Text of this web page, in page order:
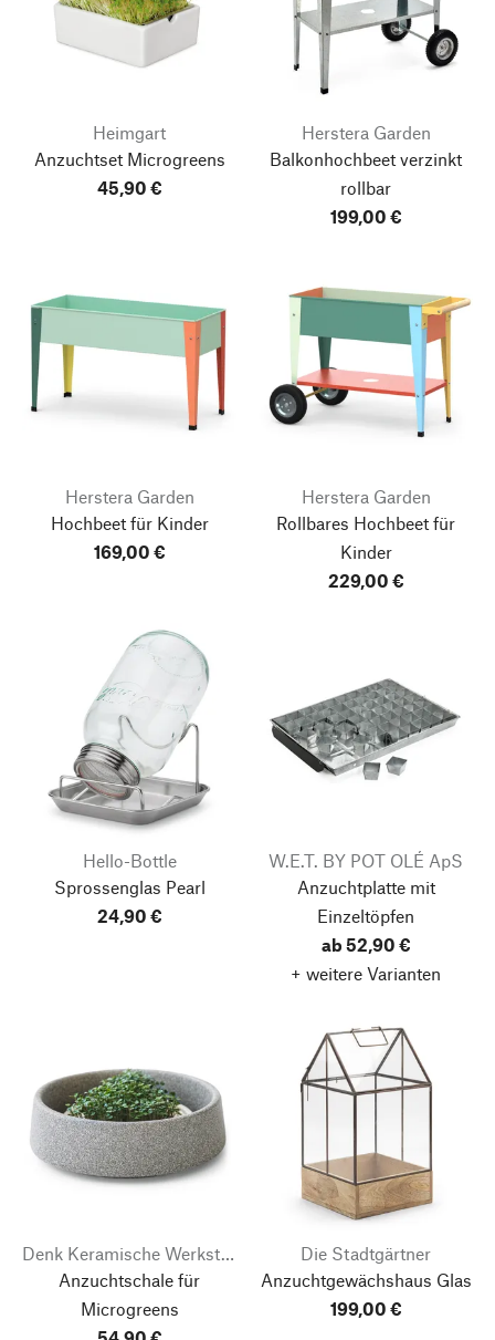
Heimgart
Anzuchtset Microgreens
45,90 €
Herstera Garden
Balkonhochbeet verzinkt
rollbar
199,00 €
Herstera Garden
Hochbeet für Kinder
169,00 €
Herstera Garden
Rollbares Hochbeet für
Kinder
229,00 €
Hello-Bottle
Sprossenglas Pearl
24,90 €
W.E.T. BY POT OLÉ ApS
Anzuchtplatte mit
Einzeltöpfen
ab 52,90 €
+ weitere Varianten
Anzuchtschale für
Microgreens
Die Stadtgärtner
Anzuchtgewächshaus Glas
199,00 €